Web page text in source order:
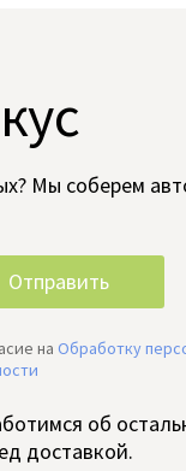
Мы соберем
на Обработку
об
доставкой.